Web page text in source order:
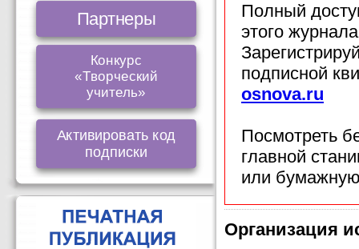
Полный
этого
подписной
osnova.ru
Посмотреть
главной
или
Организация
Партнеры
Конкурс
«Творческий
учитель»
Активировать код
подписки